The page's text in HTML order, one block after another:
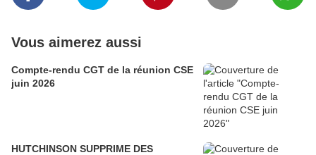
Vous aimerez aussi
Compte-rendu CGT de la réunion CSE
juin 2026
HUTCHINSON SUPPRIME DES